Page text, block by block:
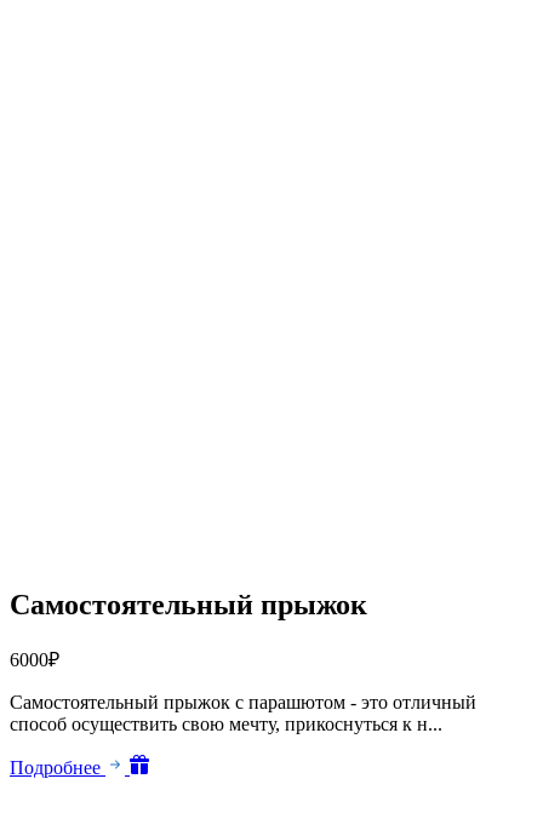
Самостоятельный прыжок
6000₽
Самостоятельный прыжок с парашютом - это отличный
способ осуществить свою мечту, прикоснуться к н...
Подробнее